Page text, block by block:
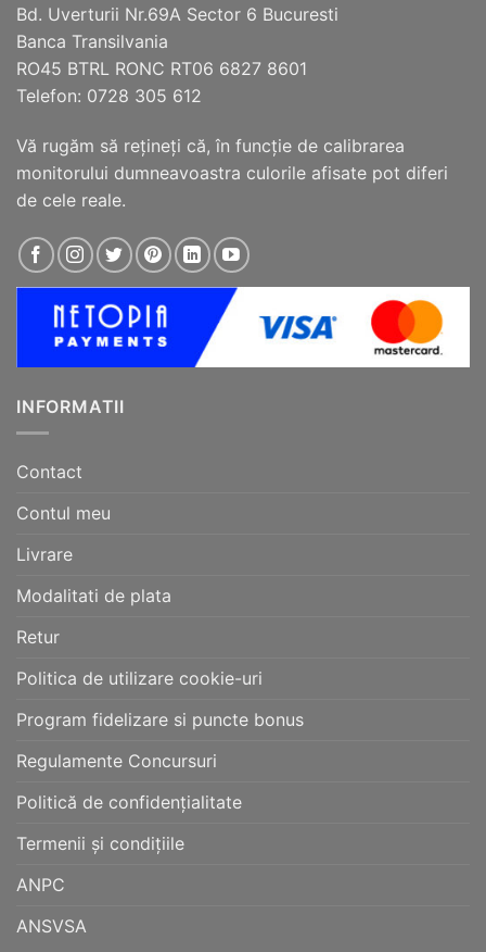
pagina
produsului.
Bd. Uverturii Nr.69A Sector 6 Bucuresti
Banca Transilvania
RO45 BTRL RONC RT06 6827 8601
Telefon: 0728 305 612
Vă rugăm să reţineţi că, în funcţie de calibrarea
monitorului dumneavoastra culorile afisate pot diferi
de cele reale.
INFORMATII
Contact
Contul meu
Livrare
Modalitati de plata
Retur
Politica de utilizare cookie-uri
Program fidelizare si puncte bonus
Regulamente Concursuri
Politică de confidențialitate
Termenii și condițiile
ANPC
ANSVSA